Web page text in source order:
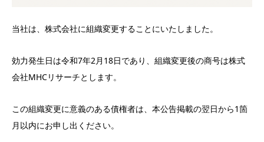
当社は、株式会社に組織変更することにいたしました。
効力発生日は令和7年2月18日であり、組織変更後の商号は株式
会社MHCリサーチとします。
この組織変更に意義のある債権者は、本公告掲載の翌日から1箇
月以内にお申し出ください。